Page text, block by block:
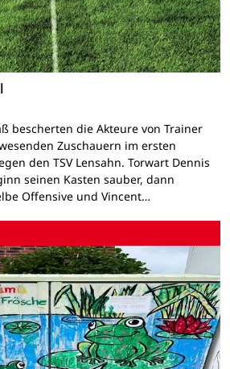
bescherten die Akteure von Trainer
Zuschauern im ersten
den TSV Lensahn. Torwart Dennis
seinen Kasten sauber, dann
Offensive und Vincent…